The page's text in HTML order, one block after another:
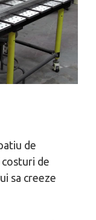
de
de
sa creeze